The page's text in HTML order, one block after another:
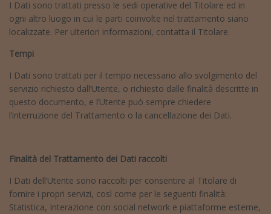
I Dati sono trattati presso le sedi operative del Titolare ed in
ogni altro luogo in cui le parti coinvolte nel trattamento siano
localizzate. Per ulteriori informazioni, contatta il Titolare.
Tempi
I Dati sono trattati per il tempo necessario allo svolgimento del
servizio richiesto dall’Utente, o richiesto dalle finalità descritte in
questo documento, e l’Utente può sempre chiedere
l’interruzione del Trattamento o la cancellazione dei Dati.
Finalità del Trattamento dei Dati raccolti
I Dati dell’Utente sono raccolti per consentire al Titolare di
fornire i propri servizi, così come per le seguenti finalità:
Statistica, Interazione con social network e piattaforme esterne,